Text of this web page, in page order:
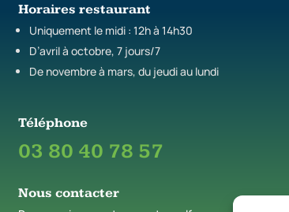
Horaires restaurant
Uniquement le midi : 12h à 14h30
D’avril à octobre, 7 jours/7
De novembre à mars, du jeudi au lundi
Téléphone
03 80 40 78 57
Nous contacter